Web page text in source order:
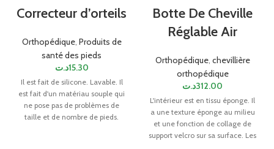
Correcteur d’orteils
Orthopédique, Produits de
santé des pieds
15.30د.ت
Il est fait de silicone. Lavable. Il
est fait d'un matériau souple qui
ne pose pas de problèmes de
taille et de nombre de pieds.
Botte De Cheville
Réglable Air
Orthopédique, chevillière
orthopédique
312.00د.ت
L'intérieur est en tissu éponge. Il
a une texture éponge au milieu
et une fonction de collage de
support velcro sur sa surface. Les